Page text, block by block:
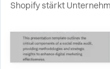
Shopify stärkt